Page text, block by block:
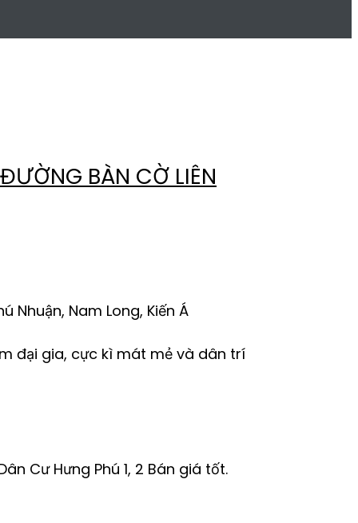
BÀN CỜ LIÊN
Nhuận, Nam Long, Kiến Á
đại gia, cực kì mát mẻ và dân trí
Cư Hưng Phú 1, 2 Bán giá tốt.